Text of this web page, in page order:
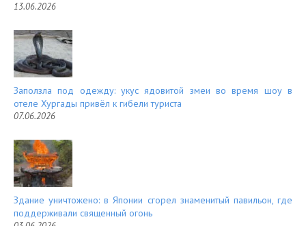
13.06.2026
Заползла под одежду: укус ядовитой змеи во время шоу в
отеле Хургады привёл к гибели туриста
07.06.2026
Здание уничтожено: в Японии сгорел знаменитый павильон, где
поддерживали священный огонь